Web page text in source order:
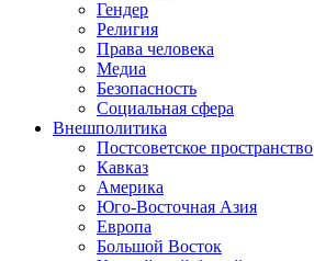
Гендер
Религия
Права человека
Медиа
Безопасность
Социальная сфера
Внешполитика
Постсоветское пространство
Кавказ
Америка
Юго-Восточная Азия
Европа
Большой Восток